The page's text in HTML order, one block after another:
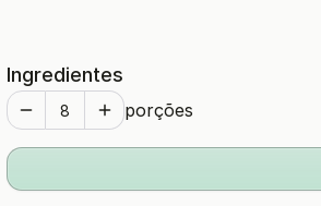
Ingredientes
porções